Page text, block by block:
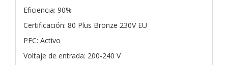
Eficiencia: 90%
Certificación: 80 Plus Bronze 230V EU
PFC: Activo
Voltaje de entrada: 200-240 V